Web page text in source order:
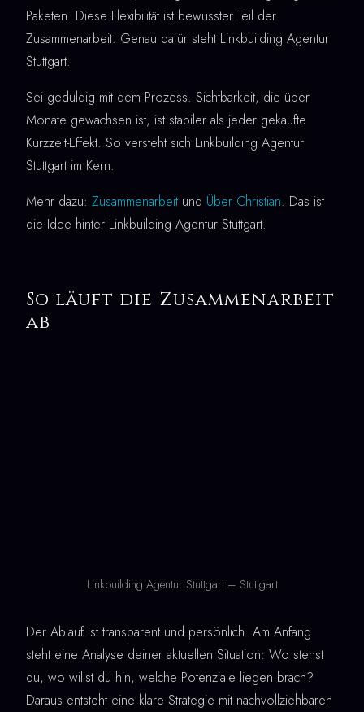
Paketen. Diese Flexibilität ist bewusster Teil der
Zusammenarbeit. Genau dafür steht Linkbuilding Agentur
Stuttgart.
Sei geduldig mit dem Prozess. Sichtbarkeit, die über
Monate gewachsen ist, ist stabiler als jeder gekaufte
Kurzzeit-Effekt. So versteht sich Linkbuilding Agentur
Stuttgart im Kern.
Mehr dazu: Zusammenarbeit und Über Christian. Das ist
die Idee hinter Linkbuilding Agentur Stuttgart.
So läuft die Zusammenarbeit
ab
Linkbuilding Agentur Stuttgart – Stuttgart
Der Ablauf ist transparent und persönlich. Am Anfang
steht eine Analyse deiner aktuellen Situation: Wo stehst
du, wo willst du hin, welche Potenziale liegen brach?
Daraus entsteht eine klare Strategie mit nachvollziehbaren